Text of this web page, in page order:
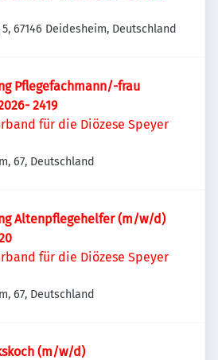
5, 67146 Deidesheim, Deutschland
Pflegefachmann/-frau
2419
für die Diözese Speyer
67, Deutschland
Altenpflegehelfer (m/w/d)
für die Diözese Speyer
67, Deutschland
(m/w/d)